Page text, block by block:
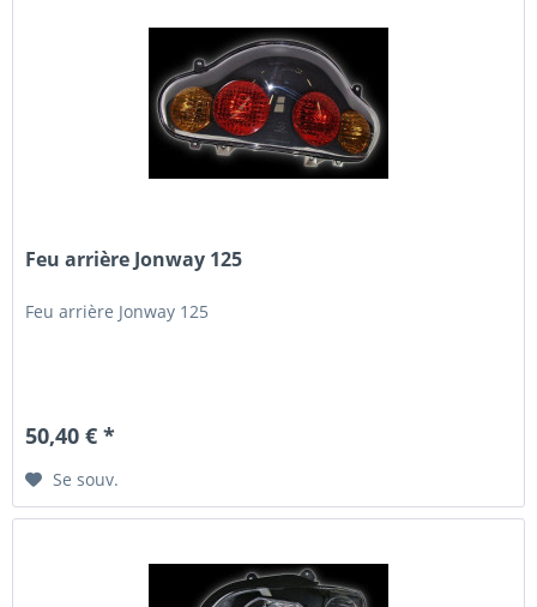
Feu arrière Jonway 125
Feu arrière Jonway 125
50,40 € *
Se souv.